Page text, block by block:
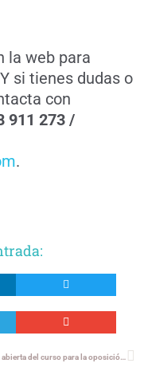
la web para
si tienes dudas o
con
911 273 /
.
Matrícula abierta del curso para la oposición de Servicios Generales del Gobierno de Navarra